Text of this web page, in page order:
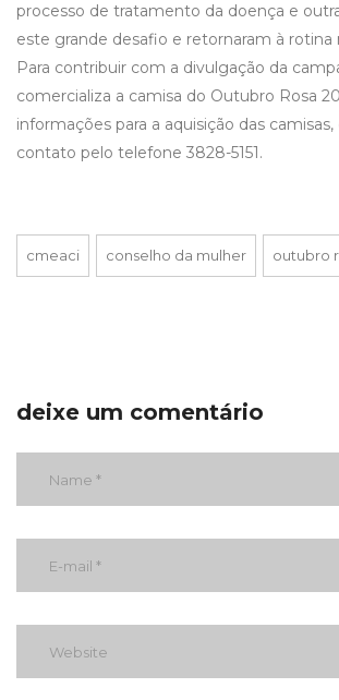
processo de tratamento da doença e
este grande desafio e retornaram à rotina
Para contribuir com a divulgação da
comercializa a camisa do Outubro Rosa
informações para a aquisição das
contato pelo telefone 3828-5151.
cmeaci conselho da mulher outubro
deixe um comentário